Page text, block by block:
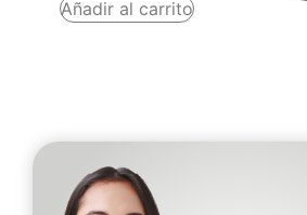
Añadir al carrito